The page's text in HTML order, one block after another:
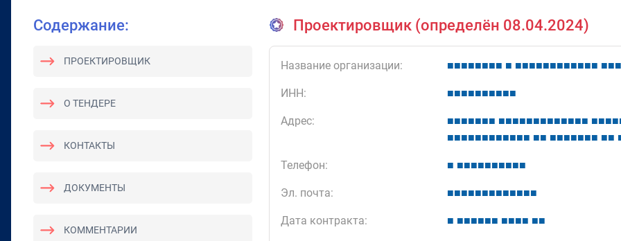
Содержание:
ПРОЕКТИРОВЩИК
О ТЕНДЕРЕ
КОНТАКТЫ
ДОКУМЕНТЫ
КОММЕНТАРИИ
Проектировщик (определён 08.04.2024)
Название организации: ■■■■■■■■ ■ ■■■■■■■■■■■■ ■■■
ИНН: ■■■■■■■■■■
Адрес: ■■■■■■■ ■■■■■■■■■■■■■ ■■■■
■■■■■■■■■■■■ ■■ ■■■■■■■ ■■
Телефон: ■ ■■■■■■■■■■
Эл. почта: ■■■■■■■■■■■■■
Дата контракта: ■ ■■■■■■ ■■■■ ■■